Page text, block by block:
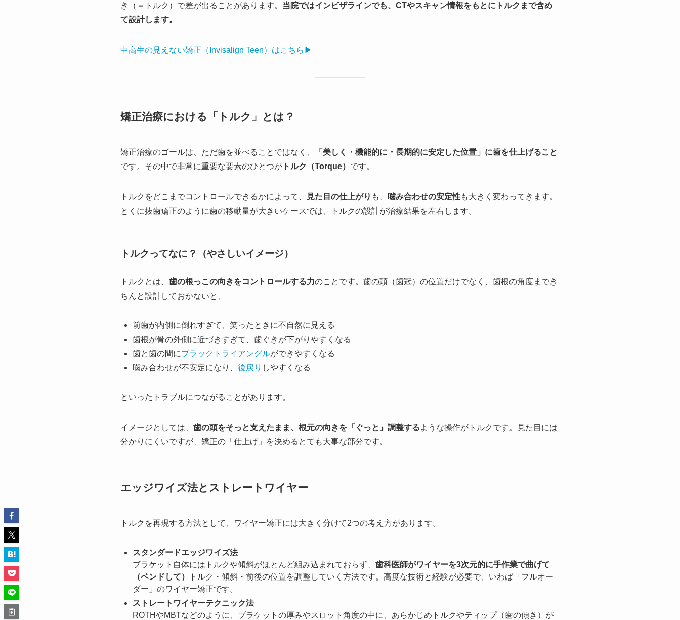
き（＝トルク）で差が出ることがあります。 当院ではインビザラインでも、CTやスキャン情報をもとにトルクまで含め
て設計します。
中高生の見えない矯正（Invisalign Teen）はこちら▶
矯正治療における「トルク」とは？
矯正治療のゴールは、ただ歯を並べることではなく、
「美しく・機能的に・長期的に安定した位置」に歯を仕上げること
です。その中で非常に重要な要素のひとつが トルク（Torque） です。
トルクをどこまでコントロールできるかによって、 見た目の仕上がり も、 噛み合わせの安定性も大きく変わってきます。
とくに抜歯矯正のように歯の移動量が大きいケースでは、トルクの設計が治療結果を左右します。
トルクってなに？（やさしいイメージ）
トルクとは、 歯の根っこの向きをコントロールする力のことです。歯の頭（歯冠）の位置だけでなく、歯根の角度までき
ちんと設計しておかないと、
前歯が内側に倒れすぎて、笑ったときに不自然に見える
歯根が骨の外側に近づきすぎて、歯ぐきが下がりやすくなる
歯と歯の間にブラックトライアングルができやすくなる
噛み合わせが不安定になり、 後戻り しやすくなる
といったトラブルにつながることがあります。
イメージとしては、 歯の頭をそっと支えたまま、根元の向きを「ぐっと」調整するような操作がトルクです。見た目には
分かりにくいですが、矯正の「仕上げ」を決めるとても大事な部分です。
エッジワイズ法とストレートワイヤー
トルクを再現する方法として、ワイヤー矯正には大きく分けて2つの考え方があります。
スタンダードエッジワイズ法
ブラケット自体にはトルクや傾斜がほとんど組み込まれておらず、 歯科医師がワイヤーを3次元的に手作業で曲げて
（ベンドして）
トルク・傾斜・前後の位置を調整していく方法です。高度な技術と経験が必要で、いわば「フルオー
ダー」のワイヤー矯正です。
ストレートワイヤーテクニック法
ROTHやMBTなどのように、ブラケットの厚みやスロット角度の中に、あらかじめトルクやティップ（歯の傾き）が